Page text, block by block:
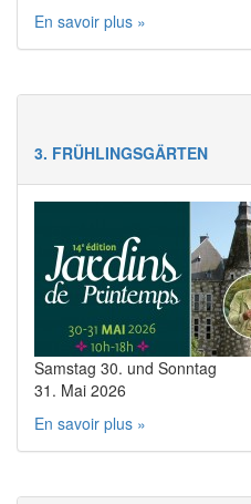
En savoir plus »
3. FRÜHLINGSGÄRTEN
Samstag 30. und Sonntag
31. Mai 2026
En savoir plus »